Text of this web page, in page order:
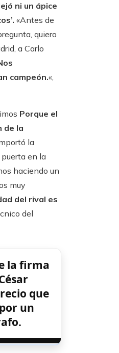
ni un ápice
«Antes de
quiero
a Carlo
campeón.«,
Porque el
de la
la
en la
haciendo un
muy
del rival es
del
la firma
que
un